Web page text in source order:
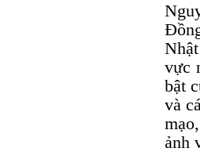
vực
bật
và
ảnh